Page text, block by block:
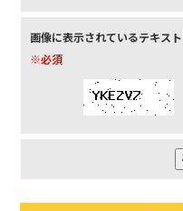
画像に表示されているテキス
※必須